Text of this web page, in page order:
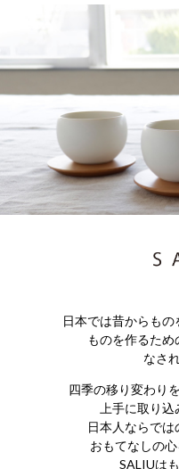
日本では昔からも
ものを作るた
なさ
四季の移り変わり
上手に取り
日本人ならでは
おもてなしの
SALIUは